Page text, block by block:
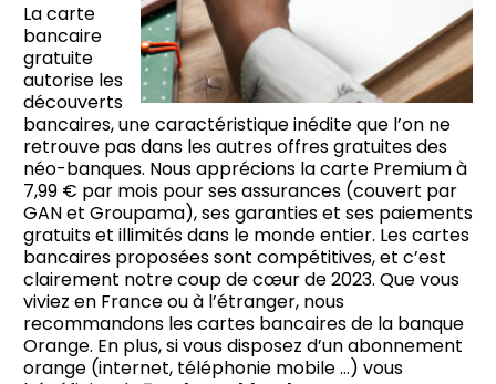
La carte
bancaire
gratuite
autorise les
découverts
bancaires, une caractéristique inédite que l’on ne
retrouve pas dans les autres offres gratuites des
néo-banques. Nous apprécions la carte Premium à
7,99 € par mois pour ses assurances (couvert par
GAN et Groupama), ses garanties et ses paiements
gratuits et illimités dans le monde entier. Les cartes
bancaires proposées sont compétitives, et c’est
clairement notre coup de cœur de 2023. Que vous
viviez en France ou à l’étranger, nous
recommandons les cartes bancaires de la banque
Orange. En plus, si vous disposez d’un abonnement
orange (internet, téléphonie mobile …) vous